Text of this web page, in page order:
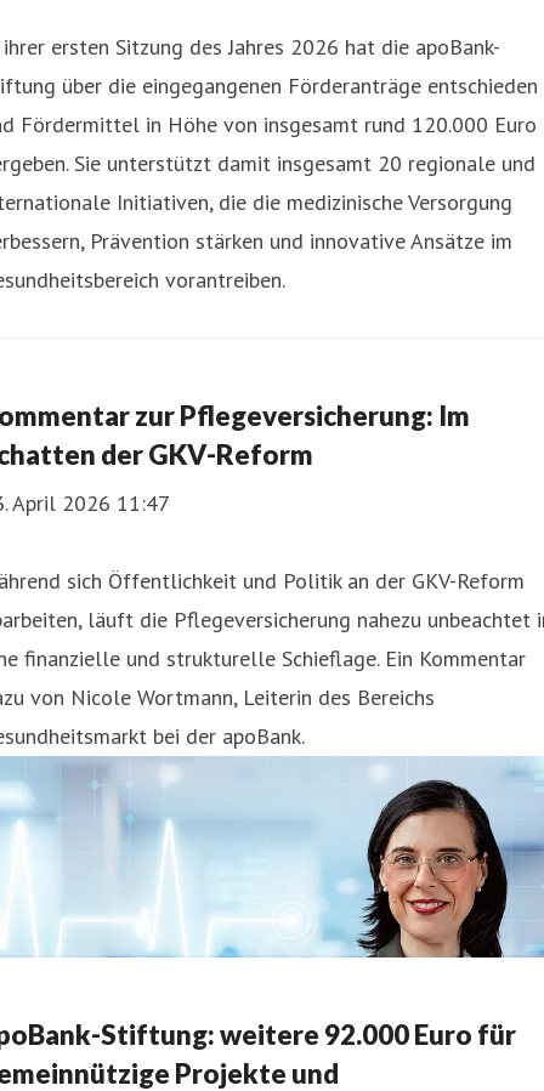
ersten Sitzung des Jahres 2026 hat die apoBank-
über die eingegangenen Förderanträge entschieden
Fördermittel in Höhe von insgesamt rund 120.000 Euro
Sie unterstützt damit insgesamt 20 regionale und
Initiativen, die die medizinische Versorgung
Prävention stärken und innovative Ansätze im
vorantreiben.
zur Pflegeversicherung: Im
der GKV-Reform
April 2026 11:47
sich Öffentlichkeit und Politik an der GKV-Reform
läuft die Pflegeversicherung nahezu unbeachtet
finanzielle und strukturelle Schieflage. Ein Kommentar
von Nicole Wortmann, Leiterin des Bereichs
bei der apoBank.
Stiftung: weitere 92.000 Euro für
Projekte und